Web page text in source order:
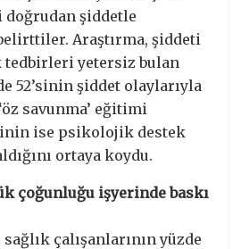
doğrudan şiddetle
Araştırma, şiddeti
tedbirleri yetersiz bulan
52’sinin şiddet olaylarıyla
savunma’ eğitimi
ise psikolojik destek
ortaya koydu.
çoğunluğu işyerinde baskı
çalışanlarının yüzde